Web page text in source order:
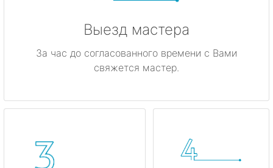
Выезд мастера
За час до согласованного времени с Вами
свяжется мастер.